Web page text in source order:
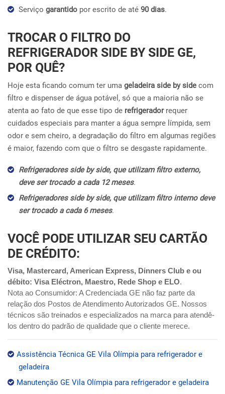
Serviço garantido por escrito de até 90 dias.
TROCAR O FILTRO DO
REFRIGERADOR SIDE BY SIDE GE,
POR QUÊ?
Hoje esta ficando comum ter uma geladeira side by side com
filtro e dispenser de água potável, só que a maioria não se
atenta ao fato de que esse tipo de refrigeradorrequer
cuidados especiais para manter a água sempre límpida, sem
odor e sem cheiro, a degradação do filtro em algumas regiões
é maior, fazendo com que o filtro se desgaste rapidamente.
Refrigeradores side by side, que utilizam filtro externo,
deve ser trocado a cada 12 meses.
Refrigeradores side by side, que utilizam filtro interno deve
ser trocado a cada 6 meses.
VOCÊ PODE UTILIZAR SEU CARTÃO
DE CRÉDITO:
Visa, Mastercard, American Express, Dinners Club e ou
débito: Visa Eléctron, Maestro, Rede Shop e ELO.
Nota ao Consumidor: A Credenciada GE não faz parte da
relação dos Postos de Atendimento Autorizados GE. Nossos
técnicos são treinados e especializados na marca para atendê-
los dentro do padrão de qualidade que o cliente merece.
Assistência Técnica GE Vila Olímpia para refrigerador e
geladeira
Manutenção GE Vila Olímpia para refrigerador e geladeira